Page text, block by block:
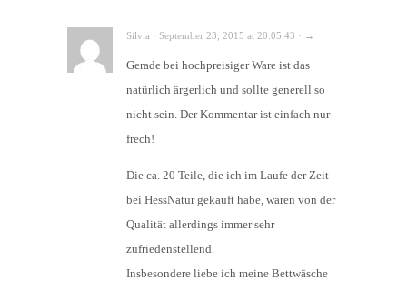
Silvia · September 23, 2015 at 20:05:43 · →
Gerade bei hochpreisiger Ware ist das
natürlich ärgerlich und sollte generell so
nicht sein. Der Kommentar ist einfach nur
frech!
Die ca. 20 Teile, die ich im Laufe der Zeit
bei HessNatur gekauft habe, waren von der
Qualität allerdings immer sehr
zufriedenstellend.
Insbesondere liebe ich meine Bettwäsche